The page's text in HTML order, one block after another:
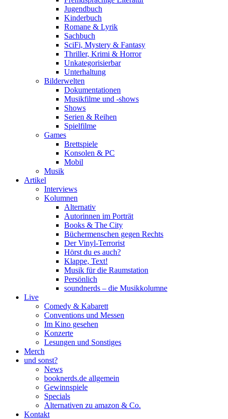
Jugendbuch
Kinderbuch
Romane & Lyrik
Sachbuch
SciFi, Mystery & Fantasy
Thriller, Krimi & Horror
Unkategorisierbar
Unterhaltung
Bilderwelten
Dokumentationen
Musikfilme und -shows
Shows
Serien & Reihen
Spielfilme
Games
Brettspiele
Konsolen & PC
Mobil
Musik
Artikel
Interviews
Kolumnen
Alternativ
Autorinnen im Porträt
Books & The City
Büchermenschen gegen Rechts
Der Vinyl-Terrorist
Hörst du es auch?
Klappe, Text!
Musik für die Raumstation
Persönlich
soundnerds – die Musikkolumne
Live
Comedy & Kabarett
Conventions und Messen
Im Kino gesehen
Konzerte
Lesungen und Sonstiges
Merch
und sonst?
News
booknerds.de allgemein
Gewinnspiele
Specials
Alternativen zu amazon & Co.
Kontakt